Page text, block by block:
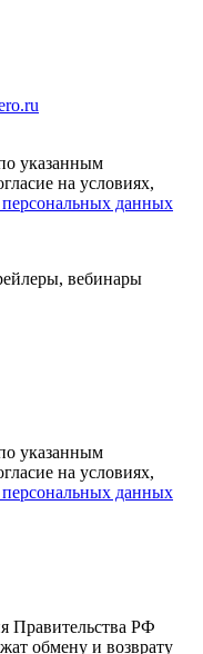
указанным
на условиях,
данных
вебинары
указанным
на условиях,
данных
Правительства РФ
обмену и возврату